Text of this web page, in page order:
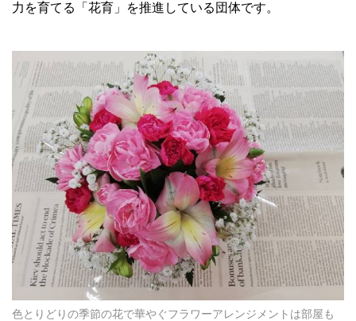
力を育てる「花育」を推進している団体です。
色とりどりの季節の花で華やぐフラワーアレンジメントは部屋も